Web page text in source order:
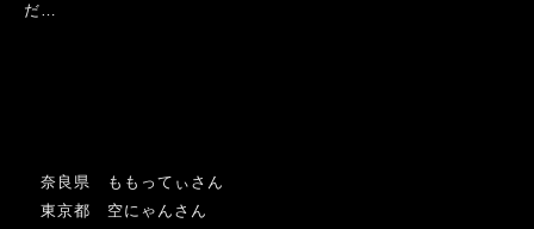
だ…
奈良県 ももってぃさん
東京都 空にゃんさん